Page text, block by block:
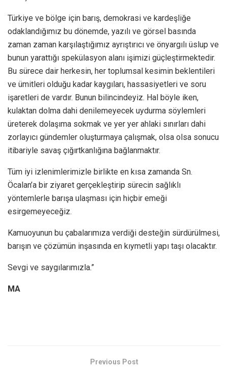
Türkiye ve bölge için barış, demokrasi ve kardeşliğe
odaklandığımız bu dönemde, yazılı ve görsel basında
zaman zaman karşılaştığımız ayrıştırıcı ve önyargılı üslup ve
bunun yarattığı spekülasyon alanı işimizi güçleştirmektedir.
Bu sürece dair herkesin, her toplumsal kesimin beklentileri
ve ümitleri olduğu kadar kaygıları, hassasiyetleri ve soru
işaretleri de vardır. Bunun bilincindeyiz. Hal böyle iken,
kulaktan dolma dahi denilemeyecek uydurma söylemleri
üreterek dolaşıma sokmak ve yer yer ahlaki sınırları dahi
zorlayıcı gündemler oluşturmaya çalışmak, olsa olsa sonucu
itibariyle savaş çığırtkanlığına bağlanmaktır.
Tüm iyi izlenimlerimizle birlikte en kısa zamanda Sn.
Öcalan’a bir ziyaret gerçekleştirip sürecin sağlıklı
yöntemlerle barışa ulaşması için hiçbir emeği
esirgemeyeceğiz.
Kamuoyunun bu çabalarımıza verdiği desteğin sürdürülmesi,
barışın ve çözümün inşasında en kıymetli yapı taşı olacaktır.
Sevgi ve saygılarımızla.”
MA
Previous Post